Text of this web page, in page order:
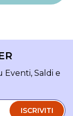
Saldi e
ISCRIVITI